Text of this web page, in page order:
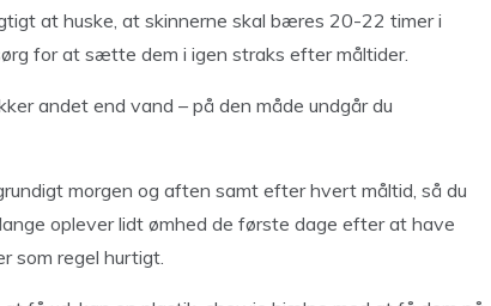
at huske, at skinnerne skal bæres 20-22 timer i
for at sætte dem i igen straks efter måltider.
andet end vand – på den måde undgår du
morgen og aften samt efter hvert måltid, så du
oplever lidt ømhed de første dage efter at have
som regel hurtigt.